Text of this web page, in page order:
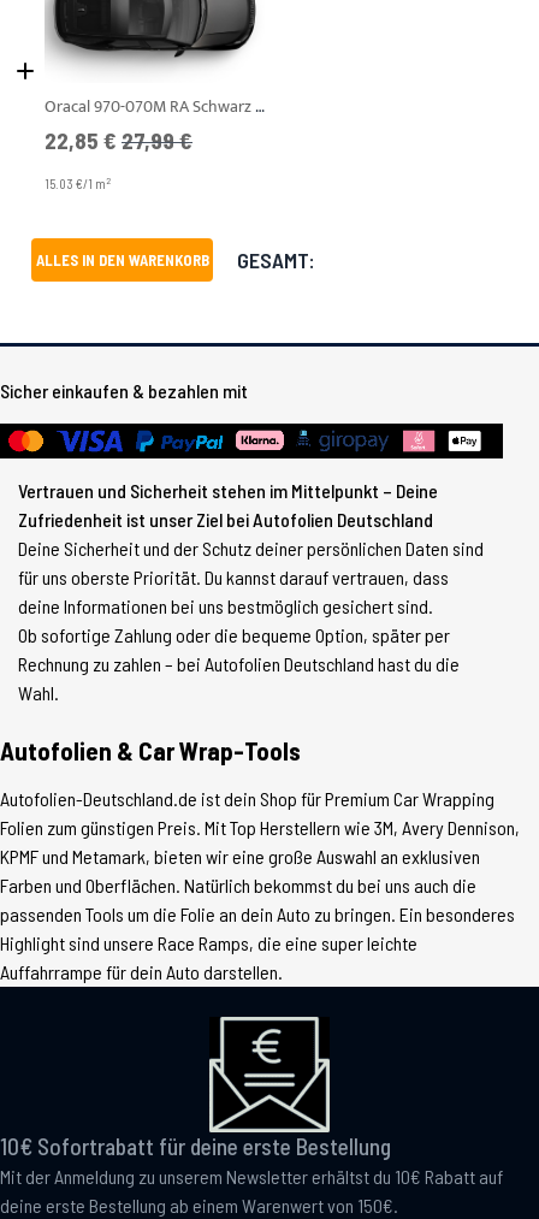
Oracal 970-070M RA Schwarz Matt
Angebotspreis
22,85 € UVP
27,99 €
15.03 €/1 m2
ALLES IN DEN WARENKORB GESAMT:
Sicher einkaufen & bezahlen mit
Vertrauen und Sicherheit stehen im Mittelpunkt – Deine
Zufriedenheit ist unser Ziel bei Autofolien Deutschland
Deine Sicherheit und der Schutz deiner persönlichen Daten sind
für uns oberste Priorität. Du kannst darauf vertrauen, dass
deine Informationen bei uns bestmöglich gesichert sind.
Ob sofortige Zahlung oder die bequeme Option, später per
Rechnung zu zahlen – bei Autofolien Deutschland hast du die
Wahl.
Autofolien & Car Wrap-Tools
Autofolien-Deutschland.de ist dein Shop für Premium Car Wrapping
Folien zum günstigen Preis. Mit Top Herstellern wie 3M, Avery Dennison,
KPMF und Metamark, bieten wir eine große Auswahl an exklusiven
Farben und Oberflächen. Natürlich bekommst du bei uns auch die
passenden Tools um die Folie an dein Auto zu bringen. Ein besonderes
Highlight sind unsere Race Ramps, die eine super leichte
Auffahrrampe für dein Auto darstellen.
10€ Sofortrabatt für deine erste Bestellung
Mit der Anmeldung zu unserem Newsletter erhältst du 10€ Rabatt auf
deine erste Bestellung ab einem Warenwert von 150€.